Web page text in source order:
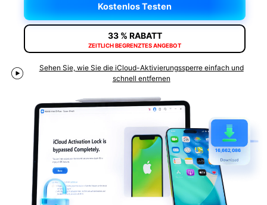
Kostenlos Testen
33 % RABATT
ZEITLICH BEGRENZTES ANGEBOT
Sehen Sie, wie Sie die iCloud-Aktivierungssperre einfach und
schnell entfernen
16,662,087